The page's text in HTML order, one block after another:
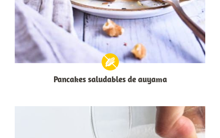
Pancakes saludables de auyama